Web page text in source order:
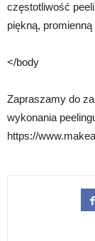
częstotliwość
piękną, promienną
</body
Zapraszamy do
wykonania
https://